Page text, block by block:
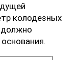
колодезных
должно